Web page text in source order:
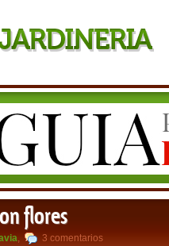
flores
, 3 comentarios